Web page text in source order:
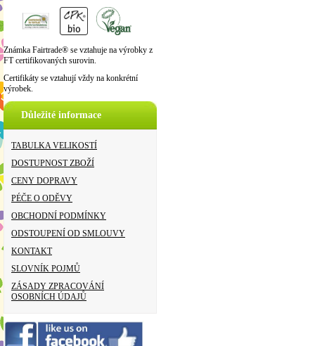
Známka Fairtrade® se vztahuje na výrobky z
FT certifikovaných surovin.
Certifikáty se vztahují vždy na konkrétní
výrobek.
Důležité informace
TABULKA VELIKOSTÍ
DOSTUPNOST ZBOŽÍ
CENY DOPRAVY
PÉČE O ODĚVY
OBCHODNÍ PODMÍNKY
ODSTOUPENÍ OD SMLOUVY
KONTAKT
SLOVNÍK POJMŮ
ZÁSADY ZPRACOVÁNÍ
OSOBNÍCH ÚDAJŮ